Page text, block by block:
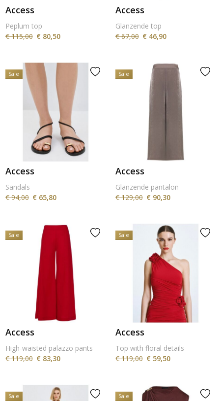
Access
Peplum top
€ 115,00 € 80,50
Access
Glanzende top
€ 67,00 € 46,90
Sale
Access
Sandals
€ 94,00 € 65,80
Sale
Access
Glanzende pantalon
€ 129,00 € 90,30
Sale
Access
High-waisted palazzo pants
€ 119,00 € 83,30
Sale
Access
Top with floral details
€ 119,00 € 59,50
Sale Sale